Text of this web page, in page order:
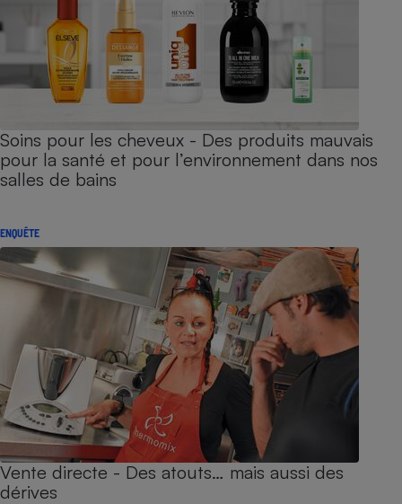
Soins pour les cheveux - Des produits mauvais
pour la santé et pour l’environnement dans nos
salles de bains
ENQUÊTE
Vente directe - Des atouts… mais aussi des
dérives